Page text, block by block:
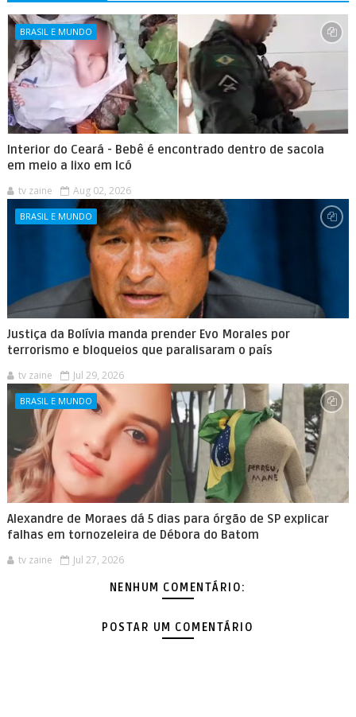
BRASIL E MUNDO
Interior do Ceará - Bebê é encontrado dentro de sacola
em meio a lixo em Icó
tv zaine Aug 02, 2026
BRASIL E MUNDO
Justiça da Bolívia manda prender Evo Morales por
terrorismo e bloqueios que paralisaram o país
tv zaine Jul 29, 2026
BRASIL E MUNDO
Alexandre de Moraes dá 5 dias para órgão de SP explicar
falhas em tornozeleira de Débora do Batom
tv zaine Jul 27, 2026
NENHUM COMENTÁRIO:
POSTAR UM COMENTÁRIO